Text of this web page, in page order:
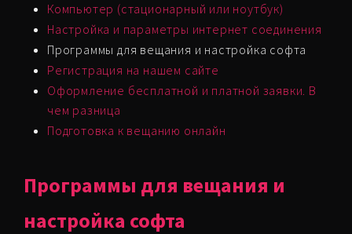
Компьютер (стационарный или ноутбук)
Настройка и параметры интернет соединения
Программы для вещания и настройка софта
Регистрация на нашем сайте
Оформление бесплатной и платной заявки. В
чем разница
Подготовка к вещанию онлайн
Программы для вещания и
настройка софта